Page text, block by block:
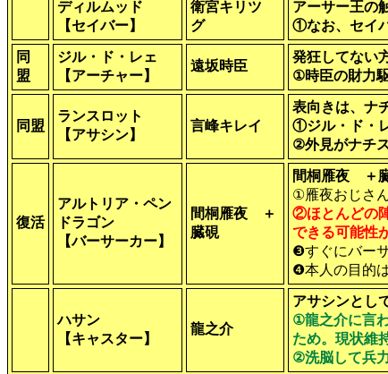
ディルムッド
【セイバー】
衛宮キリツ
グ
アーサー王の
①なお、セイ
同
盟
ジル・ド・レェ
【アーチャー】
遠坂時臣
発狂してない
①時臣の財力
同盟
ランスロット
【アサシン】
言峰キレイ
表向きは、ナ
①ジル・ド・
②外見がナチ
復活
アルトリア・ペン
ドラゴン
【バーサーカー】
間桐雁夜 ＋
臓硯
間桐雁夜 ＋
①雁夜おじさ
②ほとんどの
できる可能性
❸すぐにバー
❹本人の目的
ハサン
【キャスター】
龍之介
アサシンとし
①龍之介に言
ため。現状維
②洗脳して兵